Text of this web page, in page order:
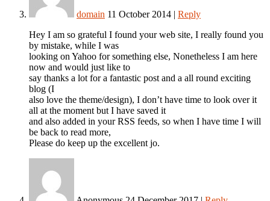
domain 11 October 2014 | Reply
Hey I am so grateful I found your web site, I really found you
by mistake, while I was
looking on Yahoo for something else, Nonetheless I am here
now and would just like to
say thanks a lot for a fantastic post and a all round exciting
blog (I
also love the theme/design), I don’t have time to look over it
all at the moment but I have saved it
and also added in your RSS feeds, so when I have time I will
be back to read more,
Please do keep up the excellent jo.